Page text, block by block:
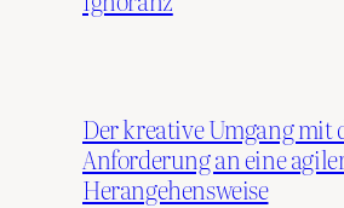
Der kreative Umgang mit
Anforderung an eine
Herangehensweise